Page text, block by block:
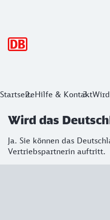
StartseiteHilfe & Kontakt
Wird das
Ja. Sie können das
Vertriebspartnerin auftritt.